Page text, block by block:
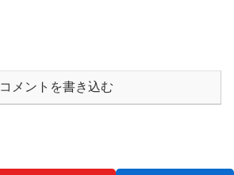
コメントを書き込む